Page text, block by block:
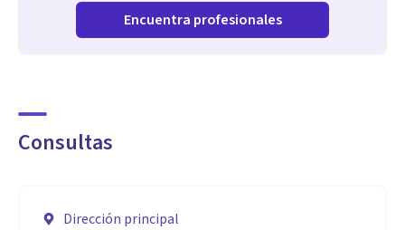
Encuentra profesionales
Consultas
Dirección principal